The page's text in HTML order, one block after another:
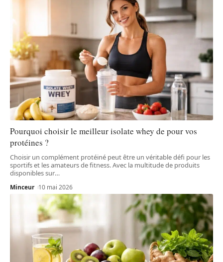
Pourquoi choisir le meilleur isolate whey de pour vos
protéines ?
Choisir un complément protéiné peut être un véritable défi pour les
sportifs et les amateurs de fitness. Avec la multitude de produits
disponibles sur…
Minceur 10 mai 2026